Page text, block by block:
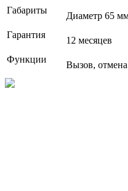
Габариты
Диаметр 65
Гарантия
12 месяцев
Функции
Вызов,